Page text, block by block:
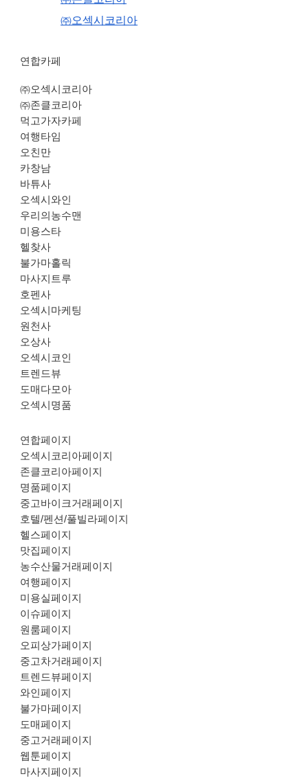
㈜오섹시코리아
연합카페
㈜오섹시코리아
㈜존클코리아
먹고가자카페
여행타임
오친만
카창남
바튜사
오섹시와인
우리의농수맨
미용스타
헬찾사
불가마홀릭
마사지트루
호펜사
오섹시마케팅
원천사
오상사
오섹시코인
트렌드뷰
도매다모아
오섹시명품
연합페이지
오섹시코리아페이지
존클코리아페이지
명품페이지
중고바이크거래페이지
호텔/펜션/풀빌라페이지
헬스페이지
맛집페이지
농수산물거래페이지
여행페이지
미용실페이지
이슈페이지
원룸페이지
오피상가페이지
중고차거래페이지
트렌드뷰페이지
와인페이지
불가마페이지
도매페이지
중고거래페이지
웹툰페이지
마사지페이지